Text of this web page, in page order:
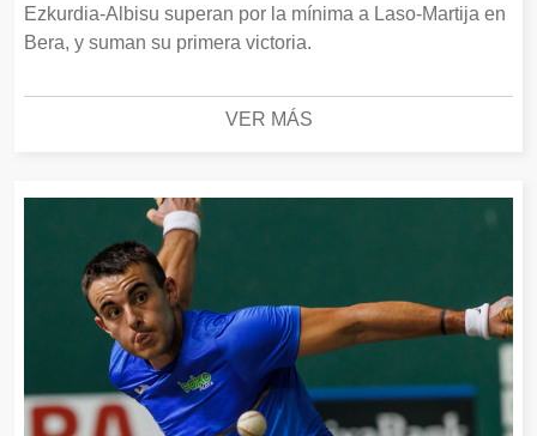
Ezkurdia-Albisu superan por la mínima a Laso-Martija en
Bera, y suman su primera victoria.
VER MÁS